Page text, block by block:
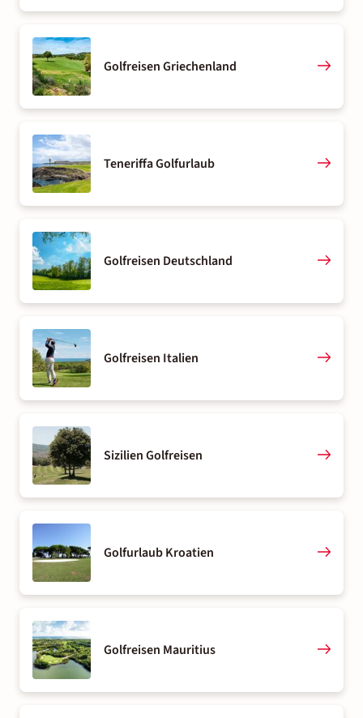
Golfreisen Griechenland
Teneriffa Golfurlaub
Golfreisen Deutschland
Golfreisen Italien
Sizilien Golfreisen
Golfurlaub Kroatien
Golfreisen Mauritius